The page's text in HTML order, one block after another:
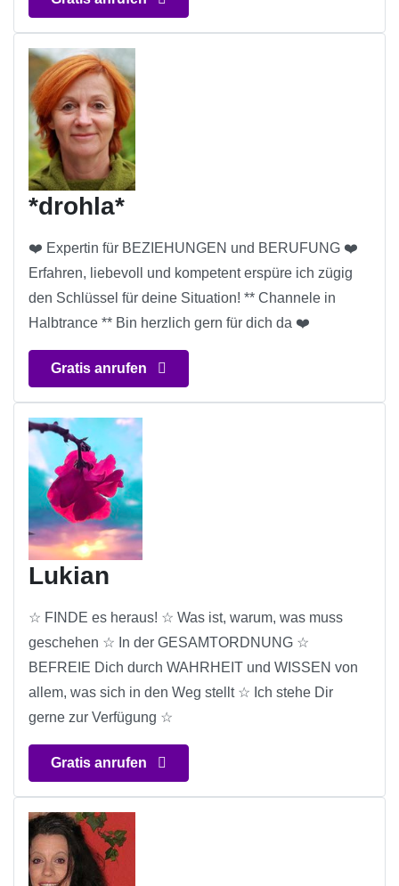
*drohla*
❤️ Expertin für BEZIEHUNGEN und BERUFUNG ❤️
Erfahren, liebevoll und kompetent erspüre ich zügig
den Schlüssel für deine Situation! ** Channele in
Halbtrance ** Bin herzlich gern für dich da ❤️
Gratis anrufen
Lukian
☆ FINDE es heraus! ☆ Was ist, warum, was muss
geschehen ☆ In der GESAMTORDNUNG ☆
BEFREIE Dich durch WAHRHEIT und WISSEN von
allem, was sich in den Weg stellt ☆ Ich stehe Dir
gerne zur Verfügung ☆
Gratis anrufen